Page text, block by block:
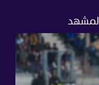
المشهد